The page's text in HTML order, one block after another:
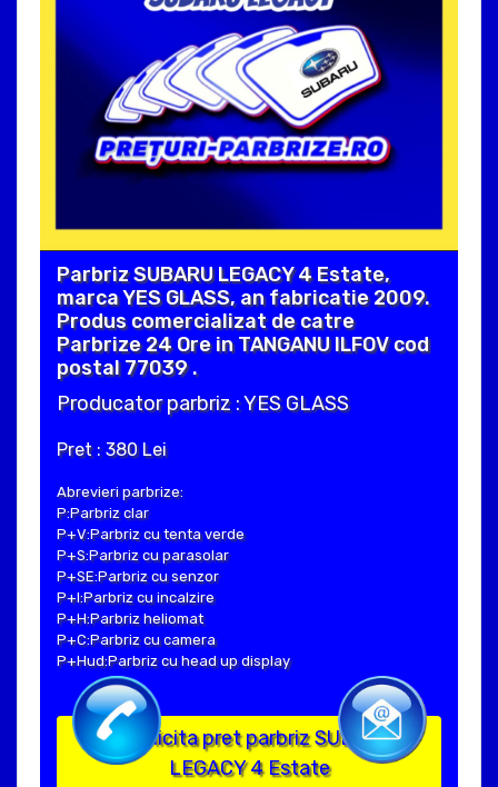
Parbriz SUBARU LEGACY 4 Estate,
marca YES GLASS, an fabricatie 2009.
Produs comercializat de catre
Parbrize 24 Ore in TANGANU ILFOV cod
postal 77039 .
Producator parbriz : YES GLASS
Pret : 380 Lei
Abrevieri parbrize:
P:Parbriz clar
P+V:Parbriz cu tenta verde
P+S:Parbriz cu parasolar
P+SE:Parbriz cu senzor
P+I:Parbriz cu incalzire
P+H:Parbriz heliomat
P+C:Parbriz cu camera
P+Hud:Parbriz cu head up display
Solicita pret parbriz SUBARU
LEGACY 4 Estate